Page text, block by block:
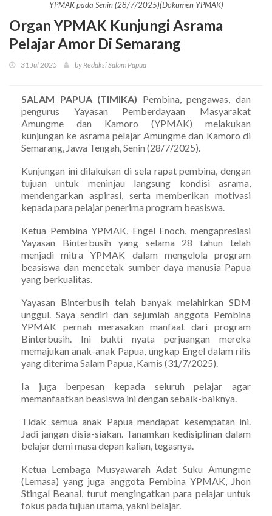
YPMAK pada Senin (28/7/2025)(Dokumen YPMAK)
Organ YPMAK Kunjungi Asrama
Pelajar Amor Di Semarang
31 Jul 2025 by Redaksi Salam Papua
SALAM PAPUA (TIMIKA) Pembina, pengawas, dan
pengurus Yayasan Pemberdayaan Masyarakat
Amungme dan Kamoro (YPMAK) melakukan
kunjungan ke asrama pelajar Amungme dan Kamoro di
Semarang, Jawa Tengah, Senin (28/7/2025).
Kunjungan ini dilakukan di sela rapat pembina, dengan
tujuan untuk meninjau langsung kondisi asrama,
mendengarkan aspirasi, serta memberikan motivasi
kepada para pelajar penerima program beasiswa.
Ketua Pembina YPMAK, Engel Enoch, mengapresiasi
Yayasan Binterbusih yang selama 28 tahun telah
menjadi mitra YPMAK dalam mengelola program
beasiswa dan mencetak sumber daya manusia Papua
yang berkualitas.
Yayasan Binterbusih telah banyak melahirkan SDM
unggul. Saya sendiri dan sejumlah anggota Pembina
YPMAK pernah merasakan manfaat dari program
Binterbusih. Ini bukti nyata perjuangan mereka
memajukan anak-anak Papua, ungkap Engel dalam rilis
yang diterima Salam Papua, Kamis (31/7/2025).
Ia juga berpesan kepada seluruh pelajar agar
memanfaatkan beasiswa ini dengan sebaik-baiknya.
Tidak semua anak Papua mendapat kesempatan ini.
Jadi jangan disia-siakan. Tanamkan kedisiplinan dalam
belajar demi masa depan kalian, tegasnya.
Ketua Lembaga Musyawarah Adat Suku Amungme
(Lemasa) yang juga anggota Pembina YPMAK, Jhon
Stingal Beanal, turut mengingatkan para pelajar untuk
fokus pada tujuan utama, yakni belajar.